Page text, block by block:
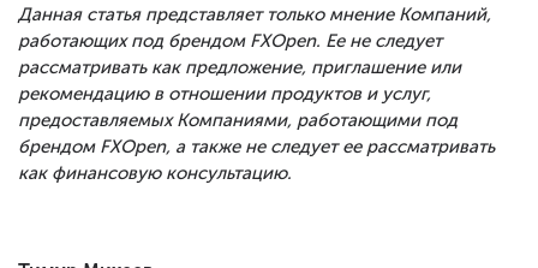
Данная статья представляет только мнение Компаний,
работающих под брендом FXOpen. Ее не следует
рассматривать как предложение, приглашение или
рекомендацию в отношении продуктов и услуг,
предоставляемых Компаниями, работающими под
брендом FXOpen, а также не следует ее рассматривать
как финансовую консультацию.